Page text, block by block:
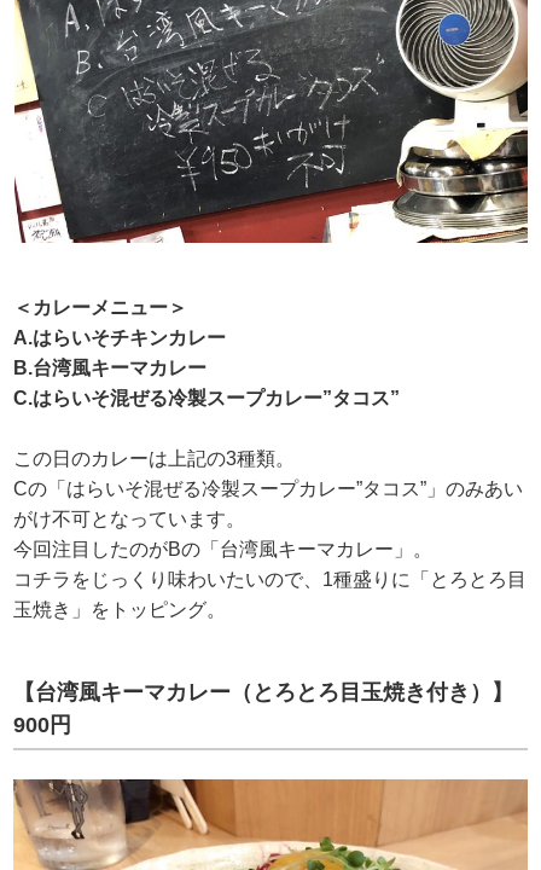
＜カレーメニュー＞
A.はらいそチキンカレー
B.台湾風キーマカレー
C.はらいそ混ぜる冷製スープカレー”タコス”
この日のカレーは上記の3種類。
Cの「はらいそ混ぜる冷製スープカレー”タコス”」のみあい
がけ不可となっています。
今回注目したのがBの「台湾風キーマカレー」。
コチラをじっくり味わいたいので、1種盛りに「とろとろ目
玉焼き」をトッピング。
【台湾風キーマカレー（とろとろ目玉焼き付き）】
900円